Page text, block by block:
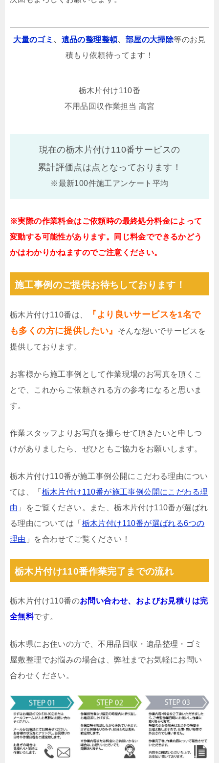
大量のゴミ 、 遺品の整理整頓、 部屋の大掃除等のお見
積もり依頼待ってます！
栃木片付け110番
不用品回収作業担当 高宮
現在の栃木片付け110番サービスの
累計評価点は点となっております！
※最新100件施工アンケート平均
※実際の作業料金はご依頼時の最終処分料金によって
変動する可能性があります。同じ料金でできるかどう
かはわかりかねますのでご注意ください。
施工事例のご提供お待ちしております！
栃木片付け110番は、
『より良いサービスを1名で
も多くの方に提供したい』
そんな想いでサービスを
提供しております。
お客様から施工事例として作業現場のお写真を頂くこ
とで、これからご依頼される方の参考になると思いま
す。
作業スタッフよりお写真を撮らせて頂きたいと申しつ
けがありましたら、ぜひともご協力をお願いします。
栃木片付け110番が施工事例公開にこだわる理由につい
ては、「 栃木片付け110番が施工事例公開にこだわる理
由 」をご覧ください。また、栃木片付け110番が選ばれ
る理由については「 栃木片付け110番が選ばれる6つの
理由 」を合わせてご覧ください！
栃木片付け110番作業完了までの流れ
栃木片付け110番のお問い合わせ、およびお見積りは完
全無料です。
栃木県にお住いの方で、不用品回収・遺品整理・ゴミ
屋敷整理でお悩みの場合は、弊社までお気軽にお問い
合わせください。